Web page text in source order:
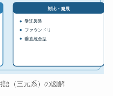
対比・発展
受託製造
ファウンドリ
垂直統合型
語（三元系）の図解